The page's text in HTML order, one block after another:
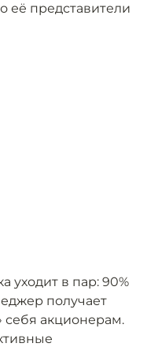
её представители
уходит в пар: 90%
получает
себя акционерам.